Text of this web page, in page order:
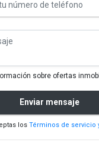
sobre ofertas
Enviar mensaje
los Términos de servicio